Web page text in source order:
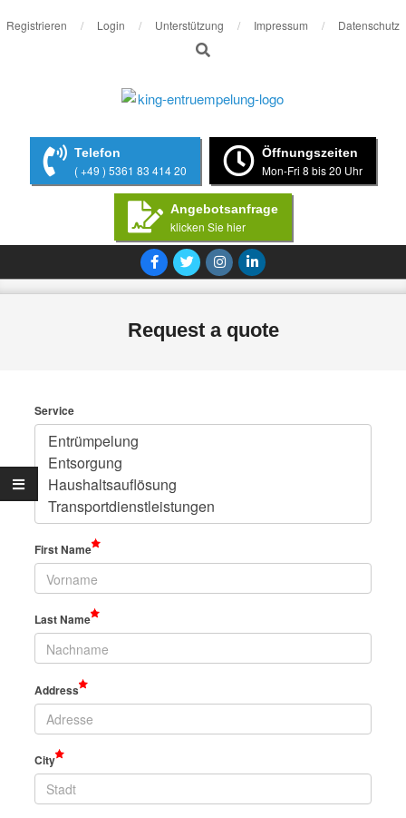
Skip
Registrieren Login Unterstützung Impressum Datenschutz
Search
Telefon
( +49 ) 5361 83 414 20
Öffnungszeiten
Mon-Fri 8 bis 20 Uhr
Angebotsanfrage
klicken Sie hier
Navigation
Menu
Request a quote
Service
First Name
Last Name
Address
City